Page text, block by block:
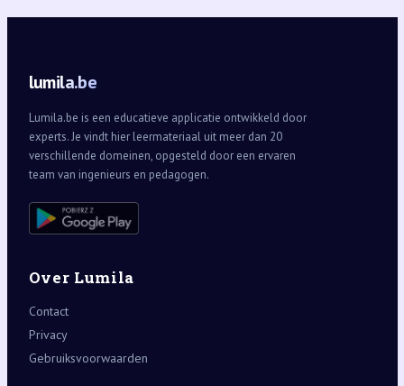
lumila.be
Lumila.be is een educatieve applicatie ontwikkeld door
experts. Je vindt hier leermateriaal uit meer dan 20
verschillende domeinen, opgesteld door een ervaren
team van ingenieurs en pedagogen.
Over Lumila
Contact
Privacy
Gebruiksvoorwaarden